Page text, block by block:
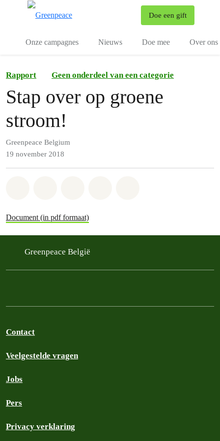
Doe een gift
Onze campagnes Nieuws Doe mee Over ons
Rapport Geen onderdeel van een categorie
Stap over op groene
stroom!
Greenpeace Belgium
19 november 2018
Document (in pdf formaat)
Greenpeace België
Contact
Veelgestelde vragen
Jobs
Pers
Privacy verklaring